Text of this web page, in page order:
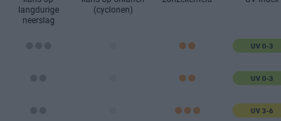
langdurige
neerslag
(cyclonen)
UV 0-3
UV 0-3
UV 3-6